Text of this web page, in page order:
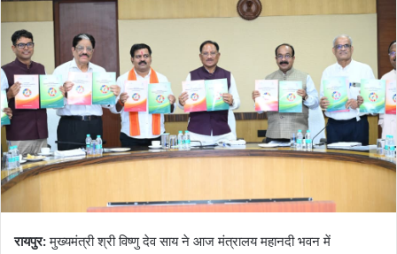
रायपुर:मुख्यमंत्री श्री विष्णु देव साय ने आज मंत्रालय महानदी भवन में